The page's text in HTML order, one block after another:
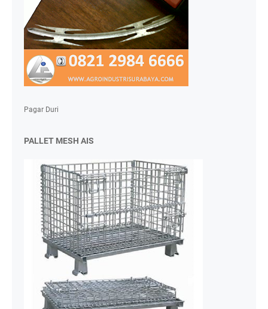
Pagar Duri
PALLET MESH AIS